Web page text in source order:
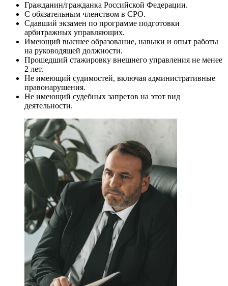
Гражданин/гражданка Российской Федерации.
С обязательным членством в СРО.
Сдавший экзамен по программе подготовки
арбитражных управляющих.
Имеющий высшее образование, навыки и опыт работы
на руководящей должности.
Прошедший стажировку внешнего управления не менее
2 лет.
Не имеющий судимостей, включая административные
правонарушения.
Не имеющий судебных запретов на этот вид
деятельности.